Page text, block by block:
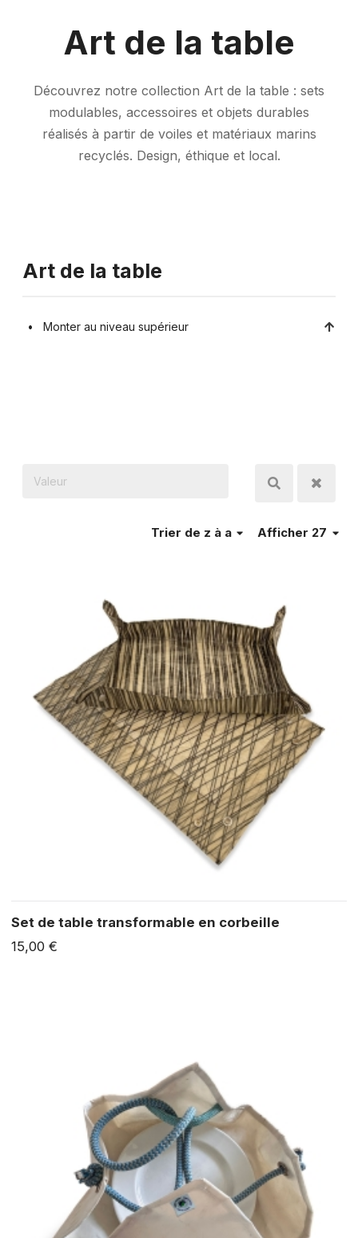
Art de la table
Découvrez notre collection Art de la table : sets
modulables, accessoires et objets durables
réalisés à partir de voiles et matériaux marins
recyclés. Design, éthique et local.
Art de la table
Monter au niveau supérieur
Afficher 27
Trier de z à a
Set de table transformable en corbeille
15,00 €